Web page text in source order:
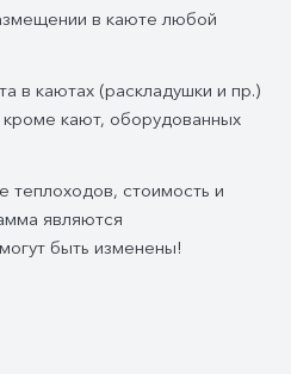
1 бутылка (0,5
1 бутылка (1,5 л.)
10 дней включительно: 1
дней включительно: 3
в каюте любой
в каютах (раскладушки и пр.)
кают, оборудованных
теплоходов, стоимость и
являются
быть изменены!